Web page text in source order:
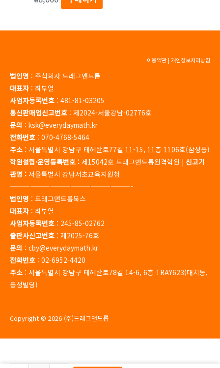
이용약관| 개인정보처리방침
법인명 : 주식회사 드래그앤드롭
대표자: 최부열
사업자등록번호 : 481-81-03205
통신판매업신고번호 : 제2024-서울강남-02776호
문의 : ksk@everydaymath.kr
전화번호 : 070-4768-5464
주소 : 서울특별시 강남구 테헤란로77길 11-15, 11층 1106호(삼성동)
학원설립·운영등록번호 : 제15042호 드래그앤드롭원격학원 | 신고기
관명 : 서울특별시 강남서초교육지원청
——————————————————-
법인명 : 드래그앤드롭북스
대표자: 최부열
사업자등록번호 : 245-85-02762
출판사신고번호 : 제2025-76호
문의 : cby@everydaymath.kr
전화번호 : 02-6952-4420
주소 : 서울특별시 강남구 테헤란로78길 14-6, 6층 TRAY623(대치동,
동성빌딩)
Copyright © 2026 (주)드래그앤드롭